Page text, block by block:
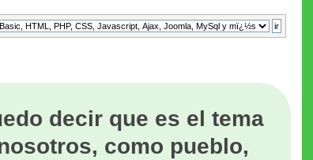
decir que es el tema
como pueblo,